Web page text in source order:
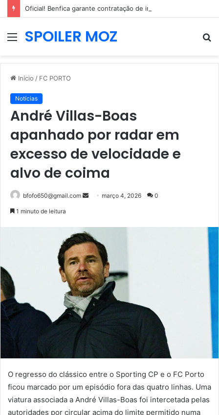
MenuSPOILER MOZ
Início / FC PORTO
Notícias
André Villas-Boas
apanhado por radar em
excesso de velocidade e
alvo de coima
bfofo650@gmail.com
Mandemarço 4, 2026 0
1 minuto de leitura
O regresso do clássico entre o Sporting CP e o FC Porto
ficou marcado por um episódio fora das quatro linhas. Uma
viatura associada a André Villas-Boas foi intercetada pelas
autoridades por circular acima do limite permitido numa